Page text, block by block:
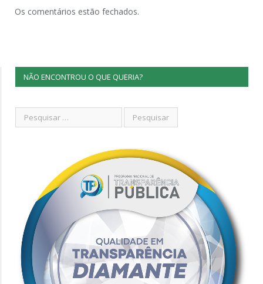
Os comentários estão fechados.
NÃO ENCONTROU O QUE QUERIA?